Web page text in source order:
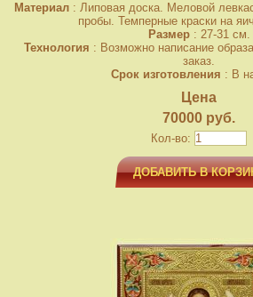
Материал : Липовая доска. Меловой
пробы. Темперные краски на
Размер: 27-31 см.
Технология : Возможно написание
заказ.
Срок изготовления : В
Цена
70000 руб.
Кол-во:
ДОБАВИТЬ В